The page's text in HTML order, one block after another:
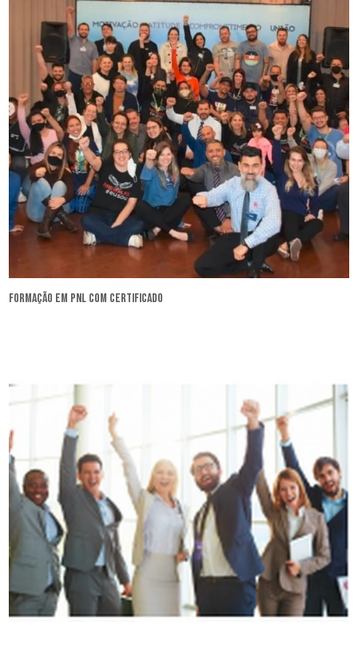
formação em pnl com certificado